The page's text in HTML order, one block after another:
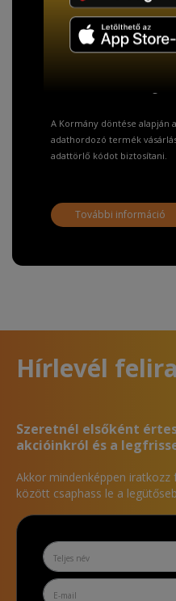
TISZTELT
Fizetésnél kérje az
adatainak biztonsága
A Kormány döntése alapján
adathordozó termék
adattörlő kódot biztosítani.
További információ
Hírlevél
Szeretnél elsőként
akcióinkról és a
Akkor mindenképpen iratkozz
között csaphass le a